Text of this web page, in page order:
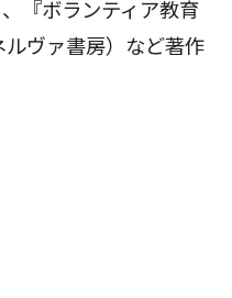
『ボランティア教育
ヴァ書房）など著作